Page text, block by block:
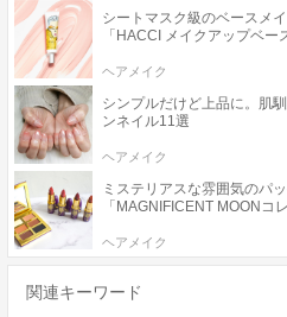
シートマスク級のベースメ
「HACCI メイクアップベー
ヘアメイク
シンプルだけど上品に。肌
ンネイル11選
ヘアメイク
ミステリアスな雰囲気のパ
「MAGNIFICENT MOONコ
ヘアメイク
関連キーワード